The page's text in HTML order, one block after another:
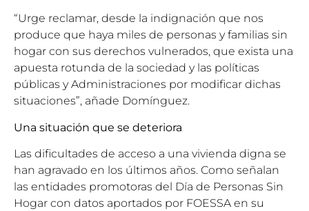
“Urge reclamar, desde la indignación que nos
produce que haya miles de personas y familias sin
hogar con sus derechos vulnerados, que exista una
apuesta rotunda de la sociedad y las políticas
públicas y Administraciones por modificar dichas
situaciones”, añade Domínguez.
Una situación que se deteriora
Las dificultades de acceso a una vivienda digna se
han agravado en los últimos años. Como señalan
las entidades promotoras del Día de Personas Sin
Hogar con datos aportados por FOESSA en su